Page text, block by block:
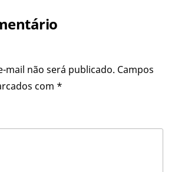
mail não será publicado. Campos
com *